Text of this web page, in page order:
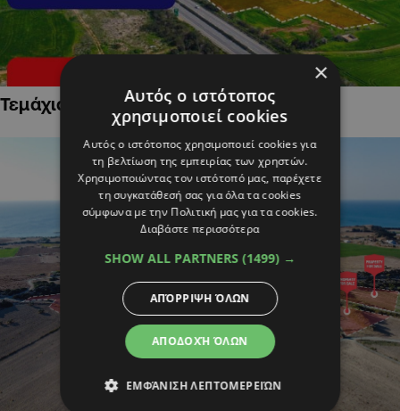
Τεμάχια Γης σε Οικιστικές Περιοχές
×
Αυτός ο ιστότοπος
χρησιμοποιεί cookies
Αυτός ο ιστότοπος χρησιμοποιεί cookies για
τη βελτίωση της εμπειρίας των χρηστών.
Χρησιμοποιώντας τον ιστότοπό μας, παρέχετε
τη συγκατάθεσή σας για όλα τα cookies
σύμφωνα με την Πολιτική μας για τα cookies.
Διαβάστε περισσότερα
SHOW ALL PARTNERS (1499) →
ΑΠΟΔΟΧΉ ΌΛΩΝ
ΑΠΌΡΡΙΨΗ ΌΛΩΝ
ΕΜΦΆΝΙΣΗ ΛΕΠΤΟΜΕΡΕΙΏΝ